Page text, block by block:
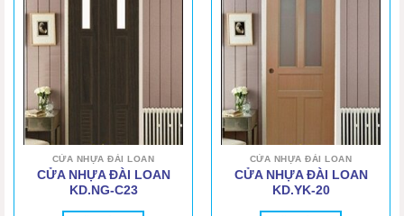
CỬA NHỰA ĐÀI LOAN
CỬA NHỰA ĐÀI LOAN
KD.NG-C23
CỬA NHỰA ĐÀI LOAN
CỬA NHỰA ĐÀI LOAN
KD.YK-20